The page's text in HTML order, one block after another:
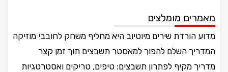
מאמרים מומלצים
מדוע הורדת שירים מיוטיוב היא מחליף משחק לחובבי מוזיקה
המדריך השלם להפוך למאסטר תשבצים תוך זמן קצר
מדריך מקיף לפתרון תשבצים: טיפים, טריקים ואסטרטגיות